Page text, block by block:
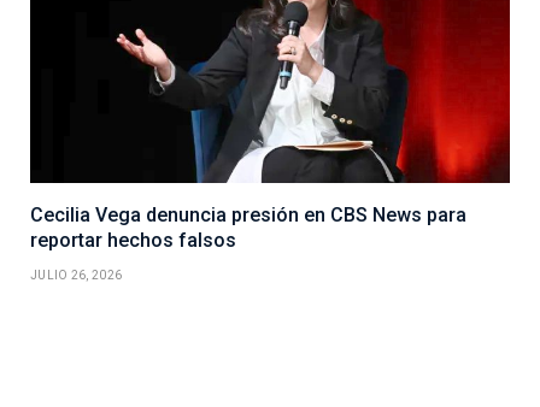
Cecilia Vega denuncia presión en CBS News para
reportar hechos falsos
JULIO 26, 2026